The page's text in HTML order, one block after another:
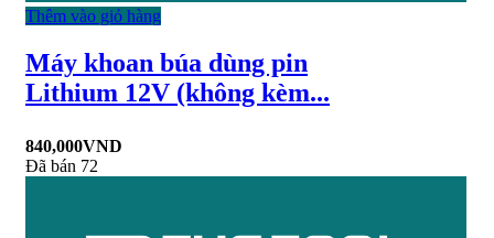
Thêm vào giỏ hàng
Máy khoan búa dùng pin
Lithium 12V (không kèm...
840,000VND
Đã bán 72